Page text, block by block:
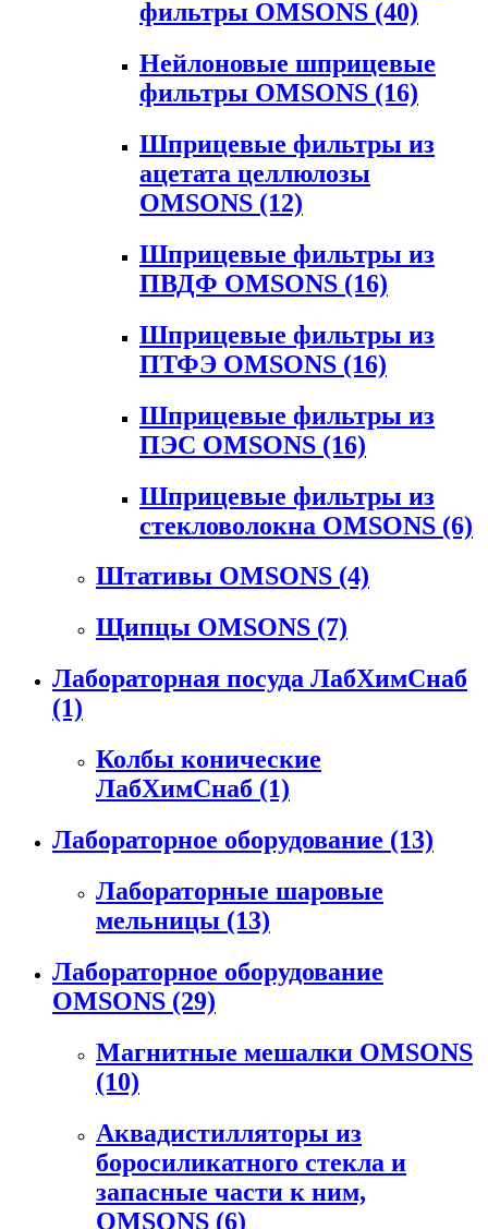
фильтры OMSONS (40)
Нейлоновые шприцевые
фильтры OMSONS (16)
Шприцевые фильтры из
ацетата целлюлозы
OMSONS (12)
Шприцевые фильтры из
ПВДФ OMSONS (16)
Шприцевые фильтры из
ПТФЭ OMSONS (16)
Шприцевые фильтры из
ПЭС OMSONS (16)
Шприцевые фильтры из
стекловолокна OMSONS (6)
Штативы OMSONS (4)
Щипцы OMSONS (7)
Лабораторная посуда ЛабХимСнаб
(1)
Колбы конические
ЛабХимСнаб (1)
Лабораторное оборудование (13)
Лабораторные шаровые
мельницы (13)
Лабораторное оборудование
OMSONS (29)
Магнитные мешалки OMSONS
(10)
Аквадистилляторы из
боросиликатного стекла и
запасные части к ним,
OMSONS (6)